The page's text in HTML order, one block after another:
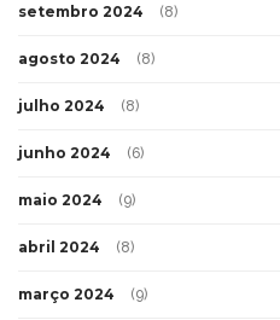
setembro 2024 (8)
agosto 2024 (8)
julho 2024 (8)
junho 2024 (6)
maio 2024 (9)
abril 2024 (8)
março 2024 (9)